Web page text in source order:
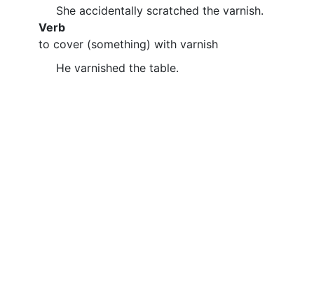
She accidentally scratched the varnish.
Verb
to cover (something) with varnish
He varnished the table.